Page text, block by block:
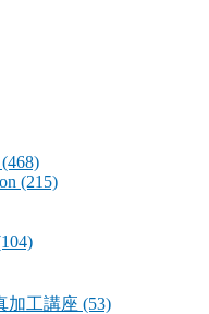
(468)
(215)
加工講座 (53)